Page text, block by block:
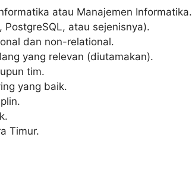
atau Manajemen Informatika.
atau sejenisnya).
dan non-relational.
yang relevan (diutamakan).
tim.
yang baik.
Timur.